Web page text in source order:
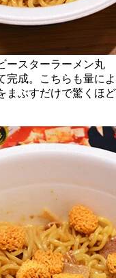
ースターラーメン丸
完成。こちらも量によ
まぶすだけで驚くほど